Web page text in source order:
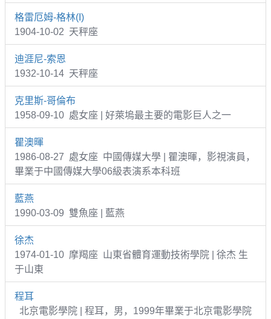
格雷厄姆-格林(I)
1904-10-02 天秤座
迪涯尼-索恩
1932-10-14 天秤座
克里斯-哥倫布
1958-09-10 處女座 | 好萊塢最主要的電影巨人之一
瞿澳暉
1986-08-27 處女座 中國傳媒大學 | 瞿澳暉，影視演員，
畢業于中國傳媒大學06級表演系本科班
藍燕
1990-03-09 雙魚座 | 藍燕
徐杰
1974-01-10 摩羯座 山東省體育運動技術學院 | 徐杰 生
于山東
程耳
北京電影學院 | 程耳，男，1999年畢業于北京電影學院